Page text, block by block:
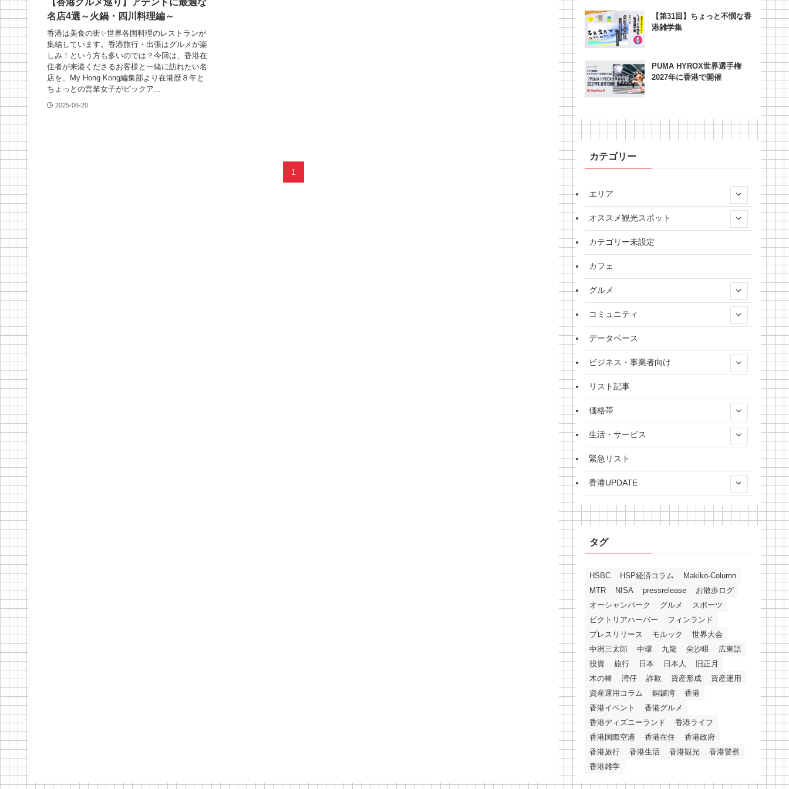
【香港グルメ巡り】アテンドに最適な
名店4選～火鍋・四川料理編～
香港は美食の街✨世界各国料理のレストランが
集結しています。香港旅行・出張はグルメが楽
しみ！という方も多いのでは？今回は、香港在
住者が来港くださるお客様と一緒に訪れたい名
店を、My Hong Kong編集部より在港歴８年と
ちょっとの営業女子がピックア...
2025-06-20
1
【第31回】ちょっと不憫な香
港雑学集
PUMA HYROX世界選手権
2027年に香港で開催
カテゴリー
エリア
オススメ観光スポット
カテゴリー未設定
カフェ
グルメ
コミュニティ
データベース
ビジネス・事業者向け
リスト記事
価格帯
生活・サービス
緊急リスト
香港UPDATE
タグ
HSBC HSP経済コラム
Makiko-Column
MTR
NISA pressrelease
お散歩ログ
オーシャンパーク
グルメ
スポーツ
ビクトリアハーバー
フィンランド
プレスリリース
モルック
世界大会
中洲三太郎
中環 九龍 尖沙咀
広東語
投資
旅行 日本 日本人
旧正月
木の棒
湾仔 詐欺 資産形成
資産運用
資産運用コラム
銅鑼湾
香港
香港イベント
香港グルメ
香港ディズニーランド
香港ライフ
香港国際空港
香港在住
香港政府
香港旅行
香港生活 香港観光
香港警察
香港雑学